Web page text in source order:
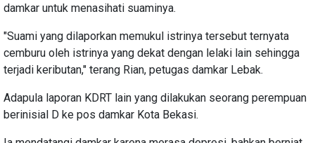
damkar untuk menasihati suaminya.
"Suami yang dilaporkan memukul istrinya tersebut ternyata
cemburu oleh istrinya yang dekat dengan lelaki lain sehingga
terjadi keributan," terang Rian, petugas damkar Lebak.
Adapula laporan KDRT lain yang dilakukan seorang perempuan
berinisial D ke pos damkar Kota Bekasi.